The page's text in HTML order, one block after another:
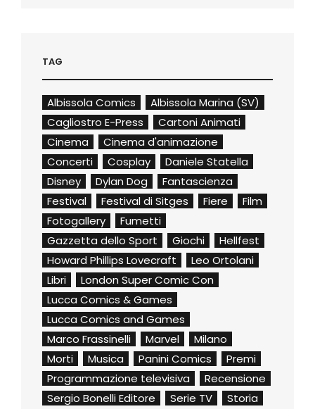
TAG
Albissola Comics
Albissola Marina (SV)
Cagliostro E-Press
Cartoni Animati
Cinema
Cinema d'animazione
Concerti
Cosplay
Daniele Statella
Disney
Dylan Dog
Fantascienza
Festival
Festival di Sitges Fiere
Film
Fotogallery
Fumetti
Gazzetta dello Sport
Giochi
Hellfest
Howard Phillips Lovecraft
Leo Ortolani
Libri
London Super Comic Con
Lucca Comics & Games
Lucca Comics and Games
Marco Frassinelli
Marvel
Milano
Morti
Musica Panini Comics
Premi
Programmazione televisiva
Recensione
Sergio Bonelli Editore
Serie TV
Storia